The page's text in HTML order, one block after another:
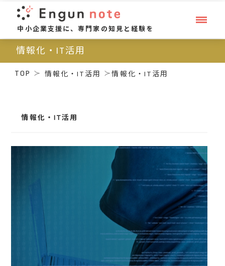
中小企業支援に、専門家の知見と経験を
情報化・IT活用
TOP 情報化・IT活用 情報化・IT活用
情報化・IT活用